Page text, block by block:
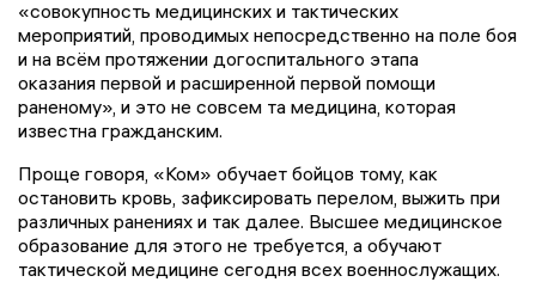
«совокупность медицинских и тактических
мероприятий, проводимых непосредственно на поле боя
и на всём протяжении догоспитального этапа
оказания первой и расширенной первой помощи
раненому», и это не совсем та медицина, которая
известна гражданским.
Проще говоря, «Ком» обучает бойцов тому, как
остановить кровь, зафиксировать перелом, выжить при
различных ранениях и так далее. Высшее медицинское
образование для этого не требуется, а обучают
тактической медицине сегодня всех военнослужащих.